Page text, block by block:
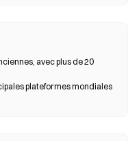
Les DEX utilisent
swaps on-chain, sans
un wallet
de tokens, définissez la
le swap. Des frais de gas
avec plus de 20
plateformes mondiales